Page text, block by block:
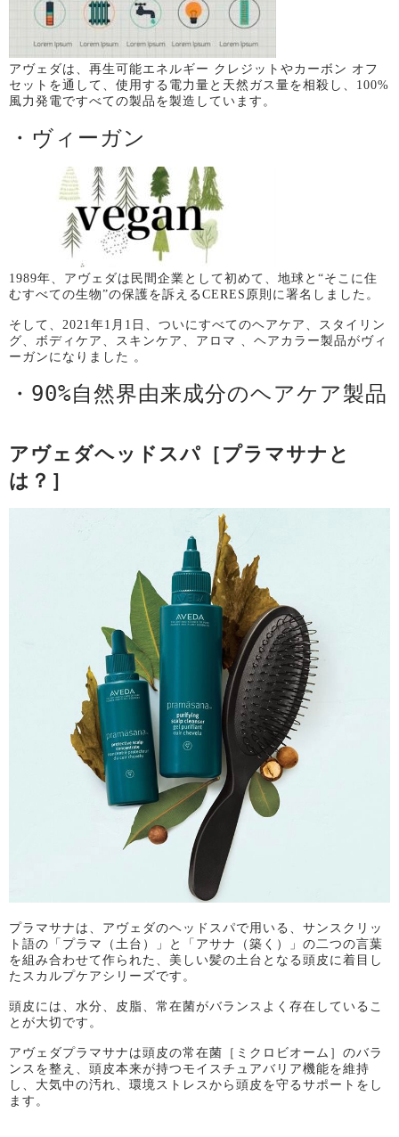
アヴェダは、再生可能エネルギー クレジットやカーボン オフ
セットを通して、使用する電力量と天然ガス量を相殺し、 100%
風力発電ですべての製品を製造しています。
・ヴィーガン
1989年、アヴェダは民間企業として初めて、地球と “そこに住
むすべての生物”の保護を訴える CERES 原則に署名しました。
そして、 2021年1 月 1 日、ついにすべてのヘアケア、スタイリン
グ、ボディケア、スキンケア、アロマ 、ヘアカラー製品がヴィ
ーガンになりました 。
・ 90%自然界由来成分のヘアケア製品
アヴェダヘッドスパ［プラマサナと
は？］
プラマサナは、アヴェダのヘッドスパで用いる、サンスクリッ
ト語の「プラマ（土台）」と「アサナ（築く）」の二つの言葉
を組み合わせて作られた、美しい髪の土台となる頭皮に着目し
たスカルプケアシリーズです。
頭皮には、水分、皮脂、常在菌がバランスよく存在しているこ
とが大切です。
アヴェダプラマサナは頭皮の常在菌［ミクロビオーム］のバラ
ンスを整え、頭皮本来が持つモイスチュアバリア機能を維持
し、大気中の汚れ、環境ストレスから頭皮を守るサポートをし
ます。